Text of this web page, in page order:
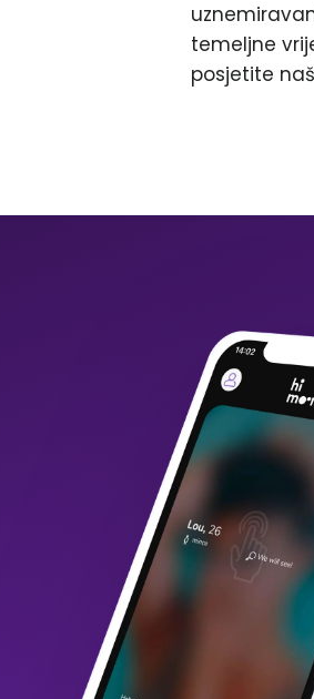
temeljne
posjetite